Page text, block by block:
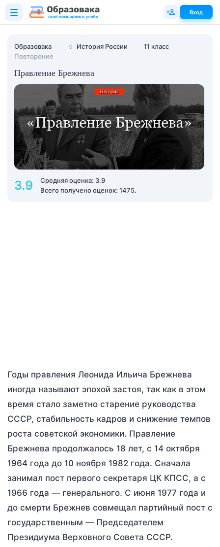
Образовака 🏺 История России
11 класс
Повторение
Правление Брежнева
3.9
Средняя оценка: 3.9
Всего получено оценок: 1475.
Годы правления Леонида Ильича Брежнева
иногда называют эпохой застоя, так как в этом
время стало заметно старение руководства
СССР, стабильность кадров и снижение темпов
роста советской экономики. Правление
Брежнева продолжалось 18 лет, с 14 октября
1964 года до 10 ноября 1982 года. Сначала
занимал пост первого секретаря ЦК КПСС, а с
1966 года — генерального. С июня 1977 года и
до смерти Брежнев совмещал партийный пост с
государственным — Председателем
Президиума Верховного Совета СССР.
Вход